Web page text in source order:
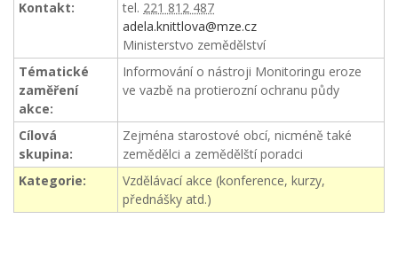
Kontakt:
tel. 221 812 487
adela.knittlova@mze.cz
Ministerstvo zemědělství
Tématické
zaměření
akce:
Informování o nástroji Monitoringu eroze
ve vazbě na protierozní ochranu půdy
Cílová
skupina:
Zejména starostové obcí, nicméně také
zemědělci a zemědělští poradci
Kategorie:
Vzdělávací akce (konference, kurzy,
přednášky atd.)